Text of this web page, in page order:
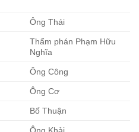
Ông Thái
Thẩm phán Phạm Hữu
Nghĩa
Ông Công
Ông Cơ
Bố Thuận
Ông Khải